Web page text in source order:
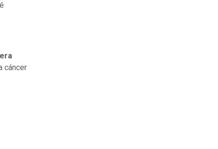
cáncer